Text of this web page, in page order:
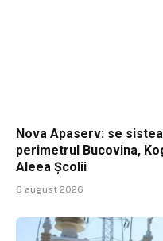
Nova Apaserv: se
perimetrul Bucovina,
Aleea Școlii
6 august 2026